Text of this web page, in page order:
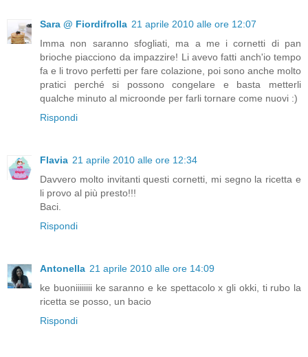
Sara @ Fiordifrolla 21 aprile 2010 alle ore 12:07
Imma non saranno sfogliati, ma a me i cornetti di pan
brioche piacciono da impazzire! Li avevo fatti anch'io tempo
fa e li trovo perfetti per fare colazione, poi sono anche molto
pratici perché si possono congelare e basta metterli
qualche minuto al microonde per farli tornare come nuovi :)
Rispondi
Flavia 21 aprile 2010 alle ore 12:34
Davvero molto invitanti questi cornetti, mi segno la ricetta e
li provo al più presto!!!
Baci.
Rispondi
Antonella 21 aprile 2010 alle ore 14:09
ke buoniiiiiiii ke saranno e ke spettacolo x gli okki, ti rubo la
ricetta se posso, un bacio
Rispondi